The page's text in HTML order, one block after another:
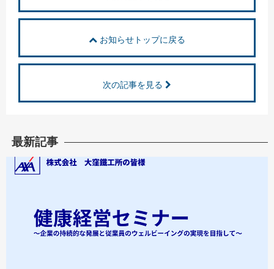
お知らせトップに戻る
次の記事を見る
最新記事